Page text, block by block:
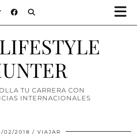
TU CARRERA CON
INTERNACIONALES
02/2018 VIAJAR